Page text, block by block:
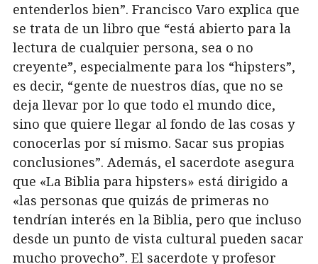
entenderlos bien”. Francisco Varo explica que
se trata de un libro que “está abierto para la
lectura de cualquier persona, sea o no
creyente”, especialmente para los “hipsters”,
es decir, “gente de nuestros días, que no se
deja llevar por lo que todo el mundo dice,
sino que quiere llegar al fondo de las cosas y
conocerlas por sí mismo. Sacar sus propias
conclusiones”. Además, el sacerdote asegura
que «La Biblia para hipsters» está dirigido a
«las personas que quizás de primeras no
tendrían interés en la Biblia, pero que incluso
desde un punto de vista cultural pueden sacar
mucho provecho”. El sacerdote y profesor